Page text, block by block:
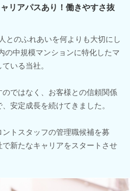
リアパスあり！働きやすさ抜
とのふれあいを何よりも大切にし
の中規模マンションに特化したマ
いる当社。
ではなく、お客様との信頼関係
安定成長を続けてきました。
トスタッフの管理職候補を募
新たなキャリアをスタートさせ